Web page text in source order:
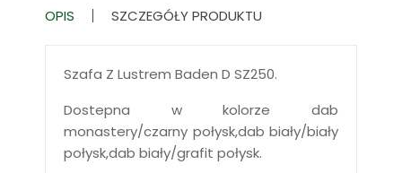
OPIS SZCZEGÓŁY PRODUKTU
Szafa Z Lustrem Baden D SZ250.
Dostepna w kolorze dab
monastery/czarny połysk,dab biały/biały
połysk,dab biały/grafit połysk.